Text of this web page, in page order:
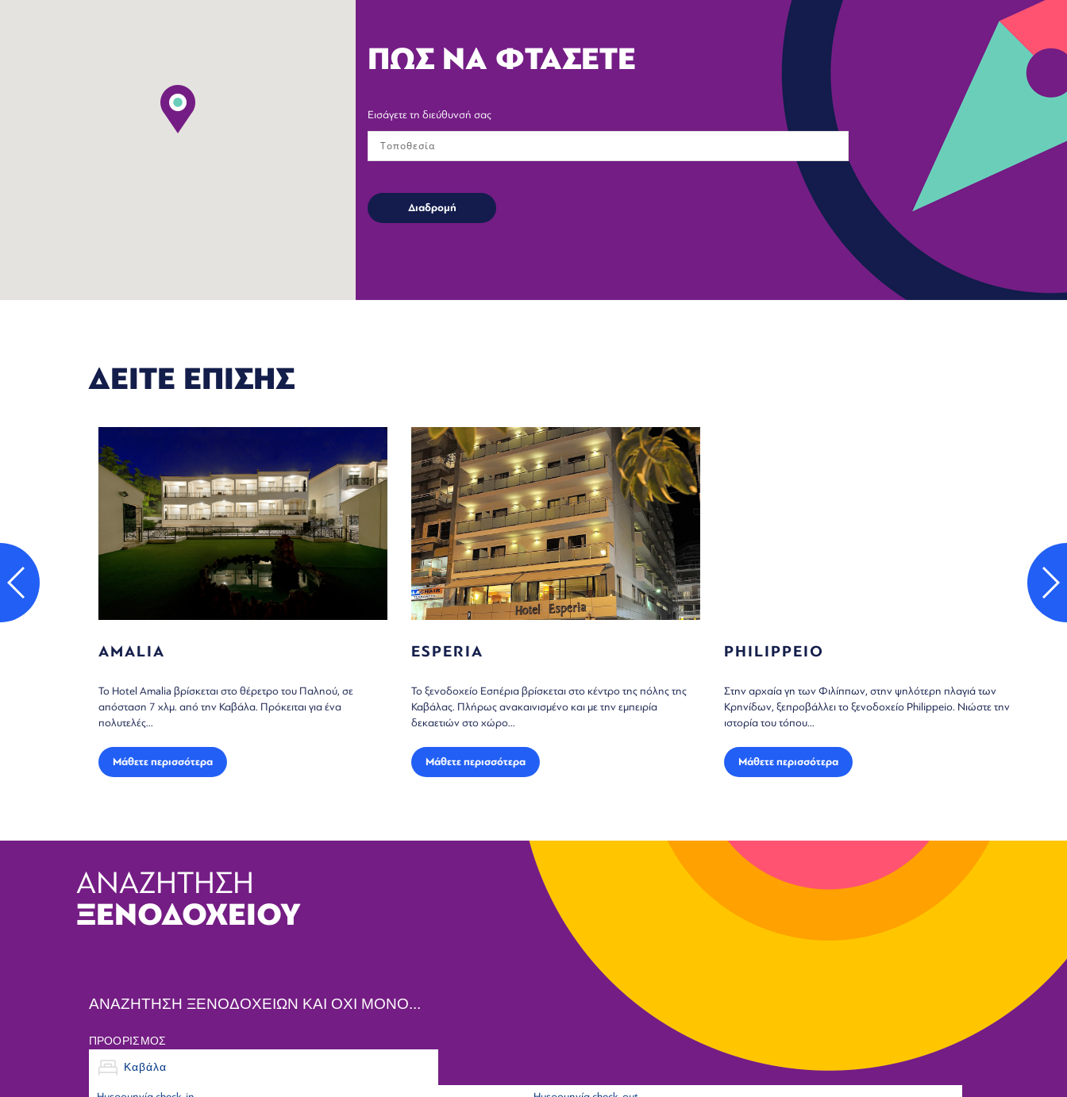
ΠΩΣ ΝΑ ΦΤΑΣΕΤΕ
Εισάγετε τη διεύθυνσή σας
ΔΕΙΤΕ ΕΠΙΣΗΣ
AMALIA
Το Hotel Amalia βρίσκεται στο θέρετρο του Παληού, σε
απόσταση 7 χλμ. από την Καβάλα. Πρόκειται για ένα
πολυτελές...
Μάθετε περισσότερα
ESPERIA
Το ξενοδοχείο Εσπέρια βρίσκεται στο κέντρο της πόλης της
Καβάλας. Πλήρως ανακαινισμένο και με την εμπειρία
δεκαετιών στο χώρο...
Μάθετε περισσότερα
PHILIPPEIO
Στην αρχαία γη των Φιλίππων, στην ψηλότερη πλαγιά των
Κρηνίδων, ξεπροβάλλει το ξενοδοχείο Philippeio. Νιώστε την
ιστορία του τόπου...
Μάθετε περισσότερα
ΑΝΑΖΗΤΗΣΗ
ΞΕΝΟΔΟΧΕΙΟΥ
ΑΝΑΖΗΤΗΣΗ ΞΕΝΟΔΟΧΕΙΩΝ ΚΑΙ ΟΧΙ ΜΟΝΟ...
ΠΡΟΟΡΙΣΜΟΣ